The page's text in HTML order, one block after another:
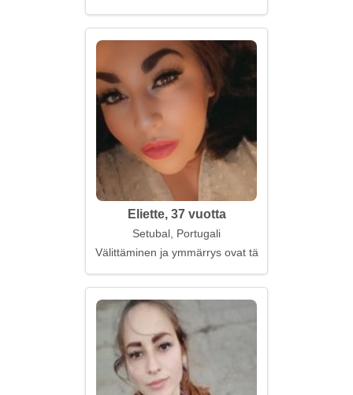
Eliette, 37 vuotta
Setubal, Portugali
Välittäminen ja ymmärrys ovat tärkeitä